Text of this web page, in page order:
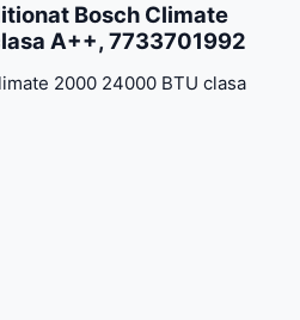
Bosch Climate
A++, 7733701992
2000 24000 BTU clasa